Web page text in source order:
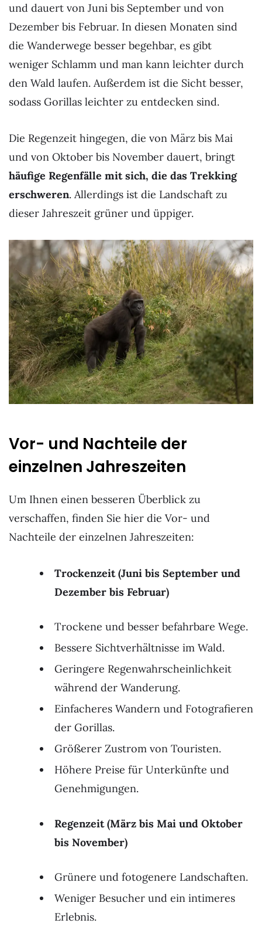
und dauert von Juni bis September und von
Dezember bis Februar. In diesen Monaten sind
die Wanderwege besser begehbar, es gibt
weniger Schlamm und man kann leichter durch
den Wald laufen. Außerdem ist die Sicht besser,
sodass Gorillas leichter zu entdecken sind.
Die Regenzeit hingegen, die von März bis Mai
und von Oktober bis November dauert, bringt
häufige Regenfälle mit sich, die das Trekking
erschweren. Allerdings ist die Landschaft zu
dieser Jahreszeit grüner und üppiger.
Vor- und Nachteile der
einzelnen Jahreszeiten
Um Ihnen einen besseren Überblick zu
verschaffen, finden Sie hier die Vor- und
Nachteile der einzelnen Jahreszeiten:
Trockenzeit (Juni bis September und
Dezember bis Februar)
Trockene und besser befahrbare Wege.
Bessere Sichtverhältnisse im Wald.
Geringere Regenwahrscheinlichkeit
während der Wanderung.
Einfacheres Wandern und Fotografieren
der Gorillas.
Größerer Zustrom von Touristen.
Höhere Preise für Unterkünfte und
Genehmigungen.
Regenzeit (März bis Mai und Oktober
bis November)
Grünere und fotogenere Landschaften.
Weniger Besucher und ein intimeres
Erlebnis.